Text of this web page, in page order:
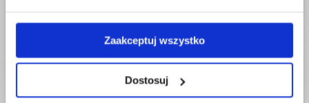
Zaakceptuj wszystko
Dostosuj
przychodzące są o okreśonych godzinach. Dlatego
warto wysłać nam potwierdzenie przelewu i na tej
podstawie zlecenie od razu zostanie przekazane do
realizacji na wybrany dzień. W przypadku innych form
płatności – takie potwierdzenie mamy natychmiast od
operatorów płatniczych (np. Przelewy24 czy Six) i